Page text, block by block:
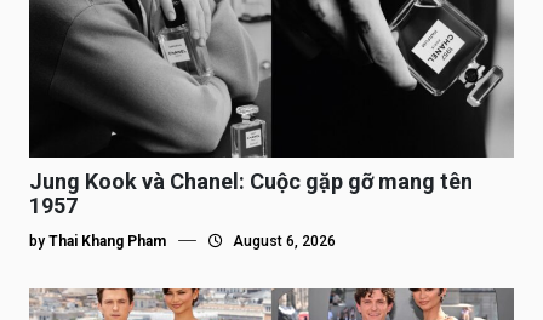
Jung Kook và Chanel: Cuộc gặp gỡ mang tên
1957
by Thai Khang Pham August 6, 2026